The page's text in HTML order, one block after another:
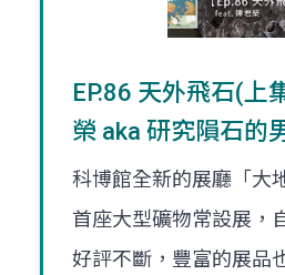
EP.86 天外飛石(上
榮 aka 研究隕石的
科博館全新的展廳「大
首座大型礦物常設展，
好評不斷，豐富的展品